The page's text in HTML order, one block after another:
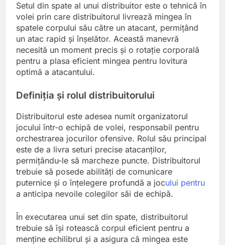
Setul din spate al unui distribuitor este o tehnică în
volei prin care distribuitorul livrează mingea în
spatele corpului său către un atacant, permițând
un atac rapid și înșelător. Această manevră
necesită un moment precis și o rotație corporală
pentru a plasa eficient mingea pentru lovitura
optimă a atacantului.
Definiția și rolul distribuitorului
Distribuitorul este adesea numit organizatorul
jocului într-o echipă de volei, responsabil pentru
orchestrarea jocurilor ofensive. Rolul său principal
este de a livra seturi precise atacanților,
permițându-le să marcheze puncte. Distribuitorul
trebuie să posede abilități de comunicare
puternice și o înțelegere profundă a jocului pentru
a anticipa nevoile colegilor săi de echipă.
În executarea unui set din spate, distribuitorul
trebuie să își rotească corpul eficient pentru a
menține echilibrul și a asigura că mingea este